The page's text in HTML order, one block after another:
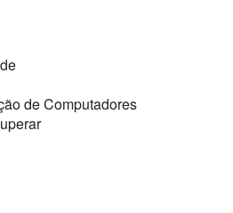
de Computadores